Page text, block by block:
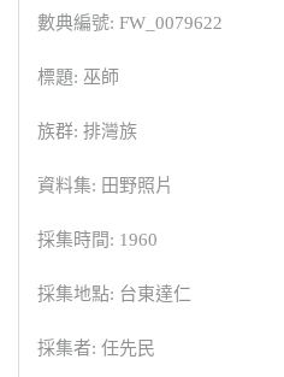
數典編號: FW_0079622
標題: 巫師
族群: 排灣族
資料集: 田野照片
採集時間: 1960
採集地點: 台東達仁
採集者: 任先民